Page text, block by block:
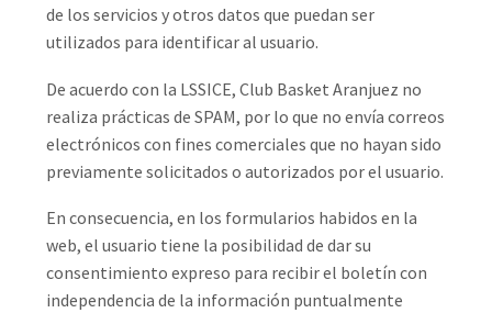
de los servicios y otros datos que puedan ser
utilizados para identificar al usuario.
De acuerdo con la LSSICE, Club Basket Aranjuez no
realiza prácticas de SPAM, por lo que no envía correos
electrónicos con fines comerciales que no hayan sido
previamente solicitados o autorizados por el usuario.
En consecuencia, en los formularios habidos en la
web, el usuario tiene la posibilidad de dar su
consentimiento expreso para recibir el boletín con
independencia de la información puntualmente